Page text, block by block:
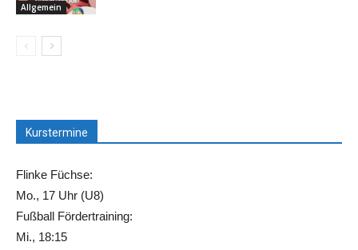
Allgemein
Kurstermine
Flinke Füchse:
Mo., 17 Uhr (U8)
Fußball Fördertraining:
Mi., 18:15